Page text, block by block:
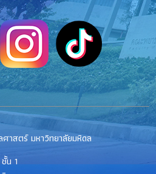
าสตร์ มหาวิทยาลัยมหิดล
น 1